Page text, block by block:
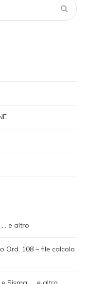
e altro
Ord. 108 – file calcolo